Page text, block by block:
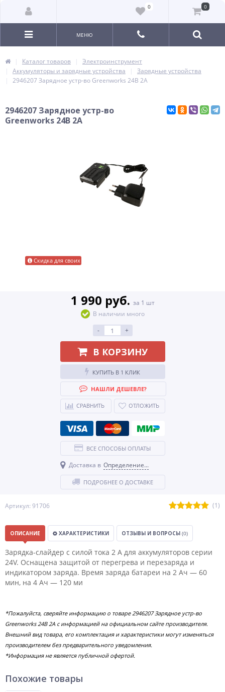
0 0
МЕНЮ
Каталог товаров
Электроинструмент
Аккумуляторы и зарядные устройства
Зарядные устройства
2946207 Зарядное устр-во Greenworks 24B 2А
2946207 Зарядное устр-во
Greenworks 24B 2А
Артикул: 91706 (1)
Скидка для своих
1 990 руб. за 1 шт
В наличии много
-
+
В КОРЗИНУ
КУПИТЬ В 1 КЛИК
НАШЛИ ДЕШЕВЛЕ?
СРАВНИТЬ ОТЛОЖИТЬ
ВСЕ СПОСОБЫ ОПЛАТЫ
Доставка в Определение...
ПОДРОБНЕЕ О ДОСТАВКЕ
ОПИСАНИЕ ХАРАКТЕРИСТИКИ ОТЗЫВЫ И ВОПРОСЫ (0)
Зарядка-слайдер с силой тока 2 А для аккумуляторов серии
24V. Оснащена защитой от перегрева и перезаряда и
индикатором заряда. Время заряда батареи на 2 Ач — 60
мин, на 4 Ач — 120 ми
*Пожалуйста, сверяйте информацию о товаре 2946207 Зарядное устр-во
Greenworks 24B 2А с информацией на официальном сайте производителя.
Внешний вид товара, его комплектация и характеристики могут изменяться
производителем без предварительного уведомления.
*Информация не является публичной офертой.
Похожие товары